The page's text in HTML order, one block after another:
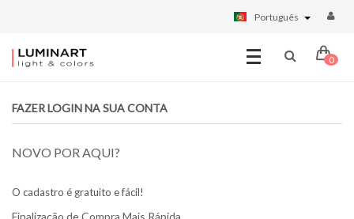
Português
0
FAZER LOGIN NA SUA CONTA
NOVO POR AQUI?
O cadastro é gratuito e fácil!